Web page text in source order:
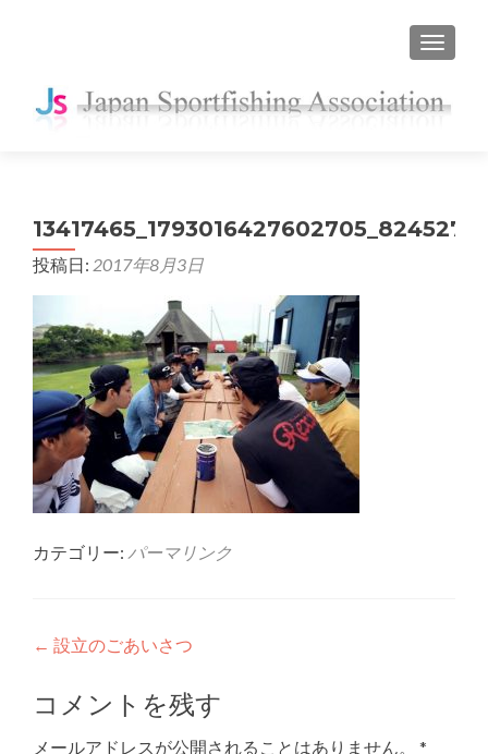
ナビゲ
投稿日: 2017年8月3日
カテゴリー: パーマリンク
投
稿
ナ
← 設立のごあいさつ
コメントを残す
メールアドレスが公開されることはありません。
*